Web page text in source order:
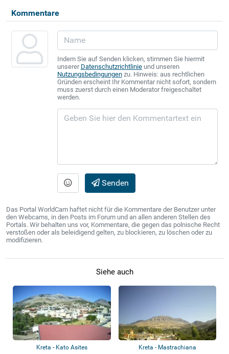
Kommentare
Indem Sie auf Senden klicken, stimmen Sie hiermit
unserer Datenschutzrichtlinieund unseren
Nutzungsbedingungenzu. Hinweis: aus rechtlichen
Gründen erscheint Ihr Kommentar nicht sofort, sondern
muss zuerst durch einen Moderator freigeschaltet
werden.
Senden
Das Portal WorldCam haftet nicht für die Kommentare der Benutzer unter
den Webcams, in den Posts im Forum und an allen anderen Stellen des
Portals. Wir behalten uns vor, Kommentare, die gegen das polnische Recht
verstoßen oder als beleidigend gelten, zu blockieren, zu löschen oder zu
modifizieren.
Siehe auch
Kreta - Kato Asites Kreta - Mastrachiana